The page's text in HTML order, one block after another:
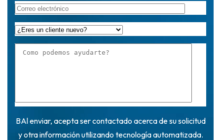
BAl enviar, acepta ser contactado acerca de su solicitud
y otra información utilizando tecnología automatizada.